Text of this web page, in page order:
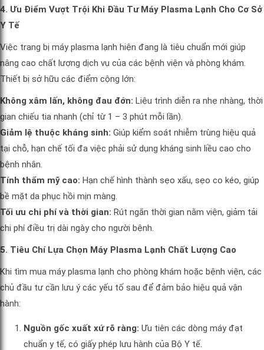
4. Ưu Điểm Vượt Trội Khi Đầu Tư Máy Plasma Lạnh Cho Cơ Sở
Y Tế
Việc trang bị máy plasma lạnh hiện đang là tiêu chuẩn mới giúp
nâng cao chất lượng dịch vụ của các bệnh viện và phòng khám.
Thiết bị sở hữu các điểm cộng lớn:
Không xâm lấn, không đau đớn: Liệu trình diễn ra nhẹ nhàng, thời
gian chiếu tia nhanh (chỉ từ 1 – 3 phút mỗi lần).
Giảm lệ thuộc kháng sinh: Giúp kiểm soát nhiễm trùng hiệu quả
tại chỗ, hạn chế tối đa việc phải sử dụng kháng sinh liều cao cho
bệnh nhân.
Tính thẩm mỹ cao: Hạn chế hình thành sẹo xấu, sẹo co kéo, giúp
bề mặt da phục hồi mịn màng.
Tối ưu chi phí và thời gian: Rút ngắn thời gian nằm viện, giảm tải
chi phí điều trị dài ngày cho người bệnh.
5. Tiêu Chí Lựa Chọn Máy Plasma Lạnh Chất Lượng Cao
Khi tìm mua máy plasma lạnh cho phòng khám hoặc bệnh viện, các
chủ đầu tư cần lưu ý các yếu tố sau để đảm bảo hiệu quả vận
hành:
Nguồn gốc xuất xứ rõ ràng: Ưu tiên các dòng máy đạt
chuẩn y tế, có giấy phép lưu hành của Bộ Y tế.